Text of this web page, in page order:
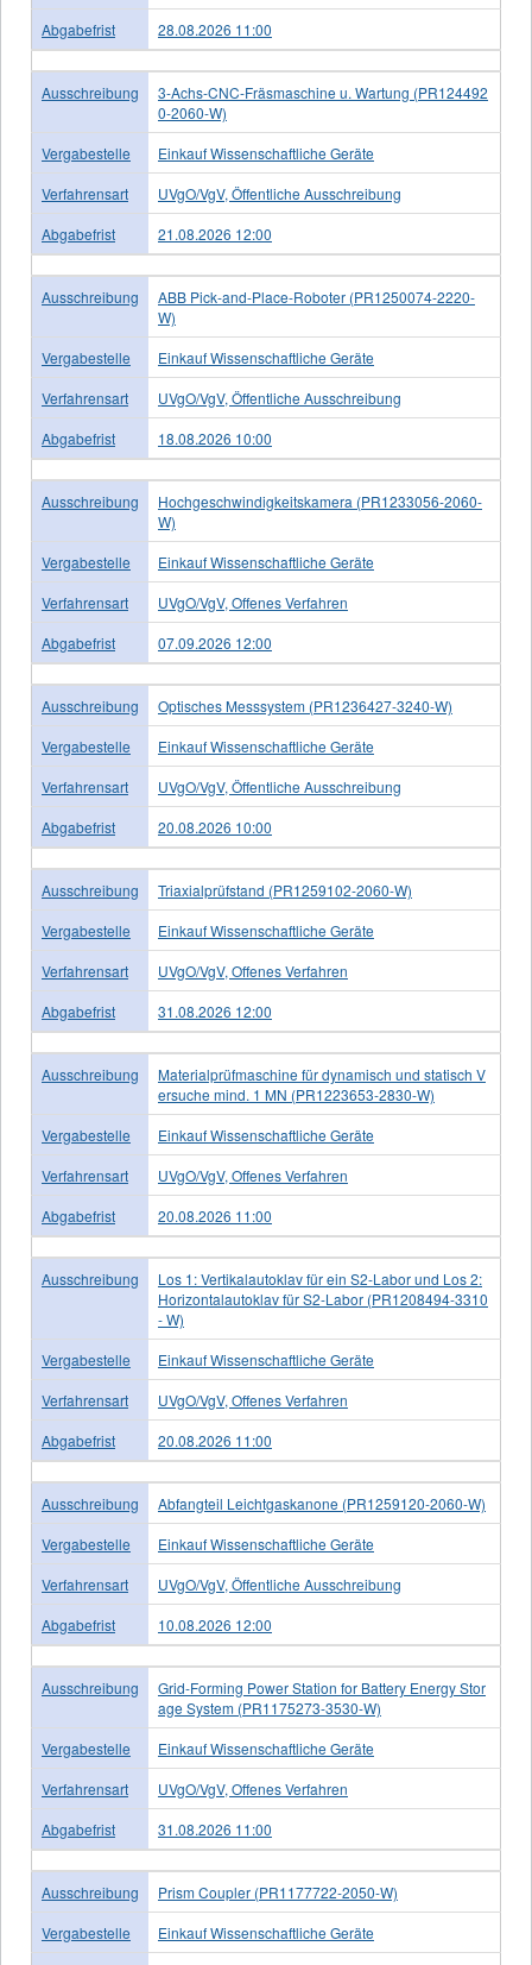
Abgabefrist
28.08.2026 11:00
Ausschreibung
3-Achs-CNC-Fräsmaschine u. Wartung (PR124492
0-2060-W)
Vergabestelle
Einkauf Wissenschaftliche Geräte
Verfahrensart
UVgO/VgV, Öffentliche Ausschreibung
Abgabefrist
21.08.2026 12:00
Ausschreibung
ABB Pick-and-Place-Roboter (PR1250074-2220-
W)
Vergabestelle
Einkauf Wissenschaftliche Geräte
Verfahrensart
UVgO/VgV, Öffentliche Ausschreibung
Abgabefrist
18.08.2026 10:00
Ausschreibung
Hochgeschwindigkeitskamera (PR1233056-2060-
W)
Vergabestelle
Einkauf Wissenschaftliche Geräte
Verfahrensart
UVgO/VgV, Offenes Verfahren
Abgabefrist
07.09.2026 12:00
Ausschreibung
Optisches Messsystem (PR1236427-3240-W)
Vergabestelle
Einkauf Wissenschaftliche Geräte
Verfahrensart
UVgO/VgV, Öffentliche Ausschreibung
Abgabefrist
20.08.2026 10:00
Ausschreibung
Triaxialprüfstand (PR1259102-2060-W)
Vergabestelle
Einkauf Wissenschaftliche Geräte
Verfahrensart
UVgO/VgV, Offenes Verfahren
Abgabefrist
31.08.2026 12:00
Ausschreibung
Materialprüfmaschine für dynamisch und statisch V
ersuche mind. 1 MN (PR1223653-2830-W)
Vergabestelle
Einkauf Wissenschaftliche Geräte
Verfahrensart
UVgO/VgV, Offenes Verfahren
Abgabefrist
20.08.2026 11:00
Ausschreibung
Los 1: Vertikalautoklav für ein S2-Labor und Los 2:
Horizontalautoklav für S2-Labor (PR1208494-3310
- W)
Vergabestelle
Einkauf Wissenschaftliche Geräte
Verfahrensart
UVgO/VgV, Offenes Verfahren
Abgabefrist
20.08.2026 11:00
Ausschreibung
Abfangteil Leichtgaskanone (PR1259120-2060-W)
Vergabestelle
Einkauf Wissenschaftliche Geräte
Verfahrensart
UVgO/VgV, Öffentliche Ausschreibung
Abgabefrist
10.08.2026 12:00
Ausschreibung
Grid-Forming Power Station for Battery Energy Stor
age System (PR1175273-3530-W)
Vergabestelle
Einkauf Wissenschaftliche Geräte
Verfahrensart
UVgO/VgV, Offenes Verfahren
Abgabefrist
31.08.2026 11:00
Ausschreibung
Prism Coupler (PR1177722-2050-W)
Vergabestelle
Einkauf Wissenschaftliche Geräte